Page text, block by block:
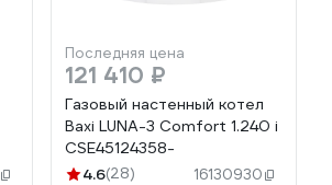
Последняя цена
121 410 ₽
Газовый настенный котел
Baxi LUNA-3 Comfort 1.240 i
CSE45124358-
4.6(28) 16130930